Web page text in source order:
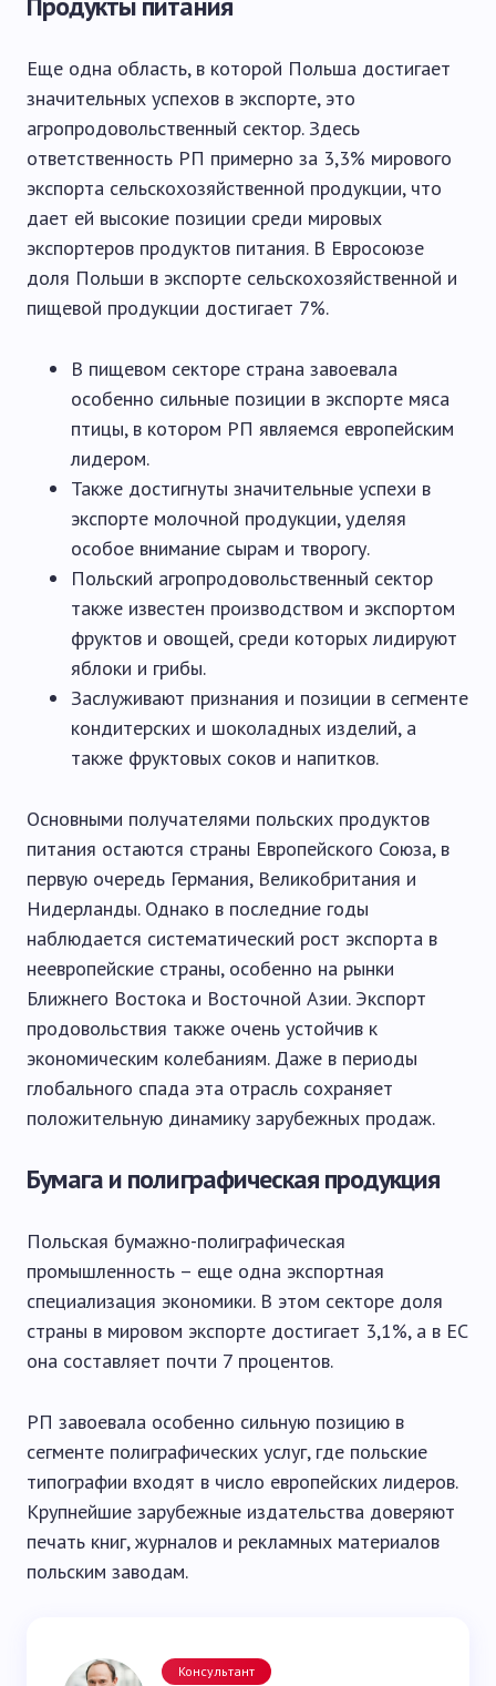
Еще одна область, в которой Польша достигает
значительных успехов в экспорте, это
агропродовольственный сектор. Здесь
ответственность РП примерно за 3,3% мирового
экспорта сельскохозяйственной продукции, что
дает ей высокие позиции среди мировых
экспортеров продуктов питания. В Евросоюзе
доля Польши в экспорте сельскохозяйственной и
пищевой продукции достигает 7%.
В пищевом секторе страна завоевала
особенно сильные позиции в экспорте мяса
птицы, в котором РП являемся европейским
лидером.
Также достигнуты значительные успехи в
экспорте молочной продукции, уделяя
особое внимание сырам и творогу.
Польский агропродовольственный сектор
также известен производством и экспортом
фруктов и овощей, среди которых лидируют
яблоки и грибы.
Заслуживают признания и позиции в сегменте
кондитерских и шоколадных изделий, а
также фруктовых соков и напитков.
Основными получателями польских продуктов
питания остаются страны Европейского Союза, в
первую очередь Германия, Великобритания и
Нидерланды. Однако в последние годы
наблюдается систематический рост экспорта в
неевропейские страны, особенно на рынки
Ближнего Востока и Восточной Азии. Экспорт
продовольствия также очень устойчив к
экономическим колебаниям. Даже в периоды
глобального спада эта отрасль сохраняет
положительную динамику зарубежных продаж.
Бумага и полиграфическая продукция
Польская бумажно-полиграфическая
промышленность – еще одна экспортная
специализация экономики. В этом секторе доля
страны в мировом экспорте достигает 3,1%, а в ЕС
она составляет почти 7 процентов.
РП завоевала особенно сильную позицию в
сегменте полиграфических услуг, где польские
типографии входят в число европейских лидеров.
Крупнейшие зарубежные издательства доверяют
печать книг, журналов и рекламных материалов
польским заводам.
Консультант